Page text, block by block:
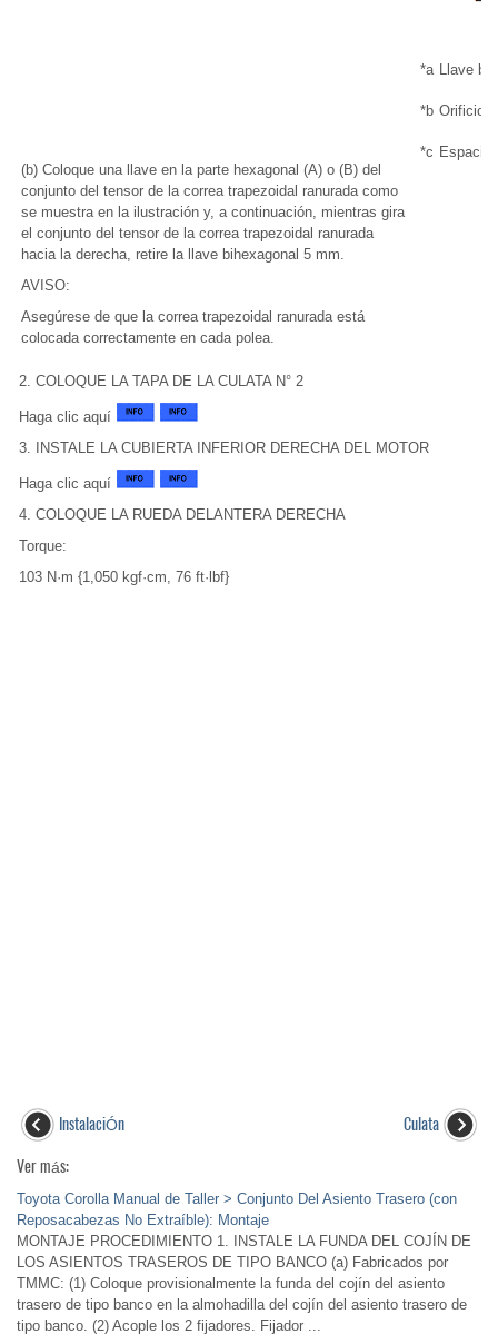
(b) Coloque una llave en la parte hexagonal (A) o (B) del
conjunto del tensor de la correa trapezoidal ranurada como
se muestra en la ilustración y, a continuación, mientras gira
el conjunto del tensor de la correa trapezoidal ranurada
hacia la derecha, retire la llave bihexagonal 5 mm.
AVISO:
Asegúrese de que la correa trapezoidal ranurada está
colocada correctamente en cada polea.
*a Llave
*b Orificio
*c Espacio
2. COLOQUE LA TAPA DE LA CULATA N° 2
Haga clic aquí
3. INSTALE LA CUBIERTA INFERIOR DERECHA DEL MOTOR
Haga clic aquí
4. COLOQUE LA RUEDA DELANTERA DERECHA
Torque:
103 N·m {1,050 kgf·cm, 76 ft·lbf}
InstalaciÓn
Culata
Ver más:
Toyota Corolla Manual de Taller > Conjunto Del Asiento Trasero (con
Reposacabezas No Extraíble): Montaje
MONTAJE PROCEDIMIENTO 1. INSTALE LA FUNDA DEL COJÍN DE
LOS ASIENTOS TRASEROS DE TIPO BANCO (a) Fabricados por
TMMC: (1) Coloque provisionalmente la funda del cojín del asiento
trasero de tipo banco en la almohadilla del cojín del asiento trasero de
tipo banco. (2) Acople los 2 fijadores. Fijador ...